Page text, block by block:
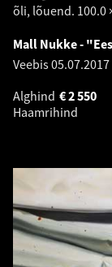
õli, lõuend. 100.0
Mall Nukke -
Veebis05.07.2017
Alghind
2 550
€
Haamrihind